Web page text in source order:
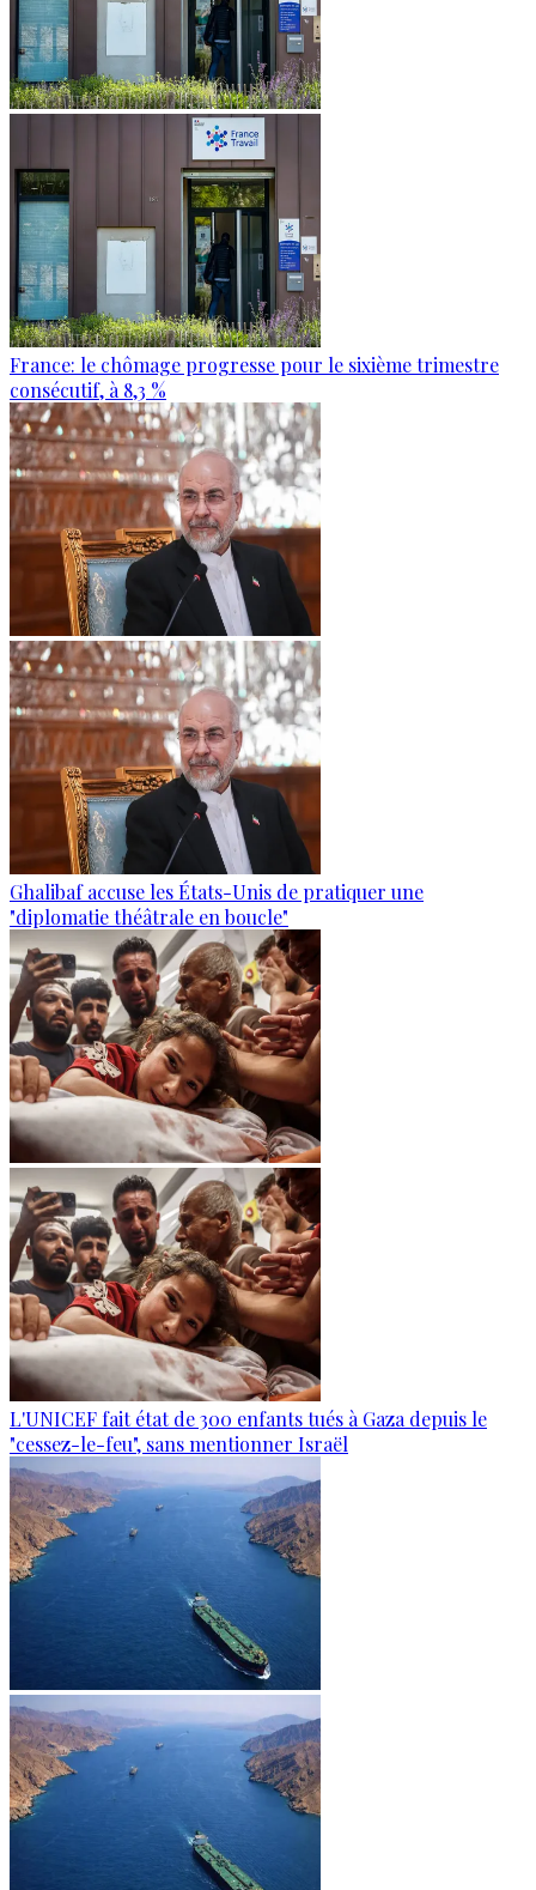
France: le chômage progresse pour le sixième trimestre
consécutif, à 8,3 %
Ghalibaf accuse les États-Unis de pratiquer une
"diplomatie théâtrale en boucle"
L'UNICEF fait état de 300 enfants tués à Gaza depuis le
"cessez-le-feu", sans mentionner Israël